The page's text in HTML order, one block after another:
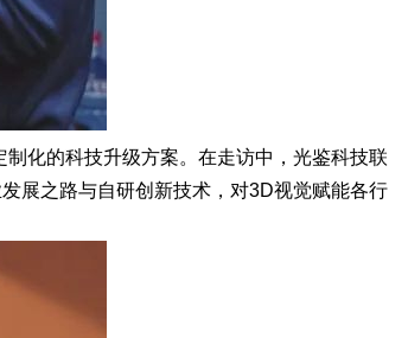
化的科技升级方案。在走访中，光鉴科技联
展之路与自研创新技术，对3D视觉赋能各行